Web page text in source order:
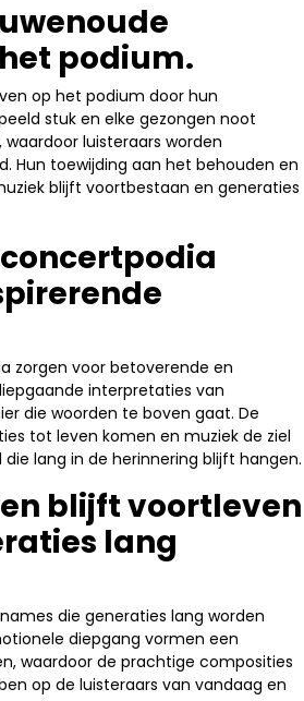
podium.
op het podium door hun
stuk en elke gezongen noot
luisteraars worden
Hun toewijding aan het behouden en
blijft voortbestaan en generaties
zorgen voor betoverende en
interpretaties van
die woorden te boven gaat. De
tot leven komen en muziek de ziel
lang in de herinnering blijft hangen.
blijft voortleven
lang
die generaties lang worden
diepgang vormen een
waardoor de prachtige composities
op de luisteraars van vandaag en